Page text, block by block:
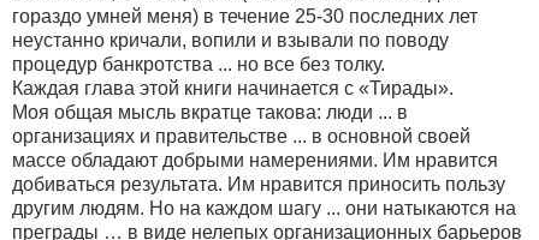
гораздо умней меня) в течение 25-30 последних лет
неустанно кричали, вопили и взывали по поводу
процедур банкротства ... но все без толку.
Каждая глава этой книги начинается с «Тирады».
Моя общая мысль вкратце такова: люди ... в
организациях и правительстве ... в основной своей
массе обладают добрыми намерениями. Им нравится
добиваться результата. Им нравится приносить пользу
другим людям. Но на каждом шагу ... они натыкаются на
преграды … в виде нелепых организационных барьеров